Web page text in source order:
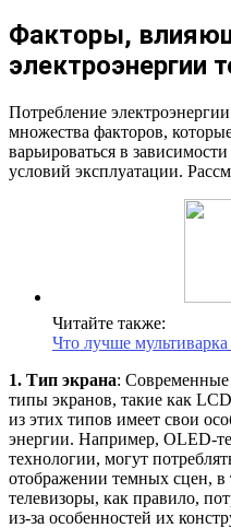
Факторы,
электроэнергии
Потребление
множества факторов,
варьироваться в
условий эксплуатации.
Читайте также:
Что лучше
1. Тип экрана: Современные
типы экранов, такие как
из этих типов имеет свои
энергии. Например, OLED-
технологии, могут
отображении темных сцен, в
телевизоры, как правило,
из-за особенностей их